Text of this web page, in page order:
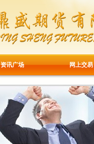
资讯广场 网上交易